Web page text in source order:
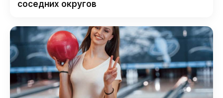
соседних округов